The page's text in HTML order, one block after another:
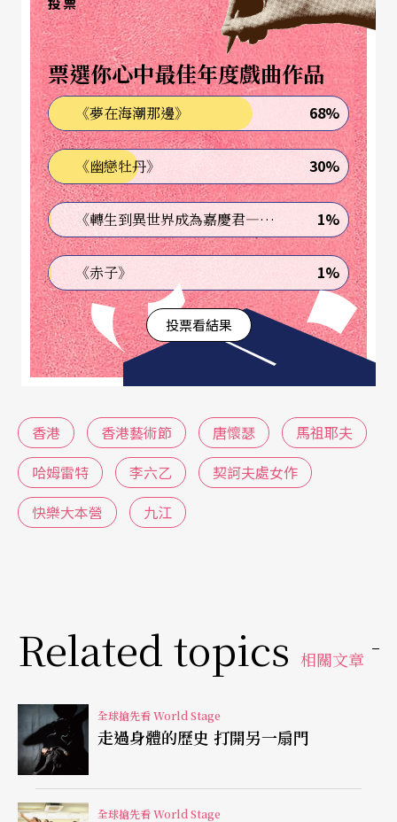
彼耶多原本是戲劇導演出身，九○年代執導過不少
莎劇，二○○三年開始受到歐洲各大歌劇院的邀
約，從維也納、巴黎到奧斯陸，到處都可以見到他
的身影。彼耶多二○一二年在柏林喜歌劇院（Komi
sche Oper）執導的《魔彈射手》
Der Freischütz，
突顯了這則民間傳說背後的獵巫心態，改成如恐怖
片般的嗜血版，讓觀眾看到人性背後隱藏著魔瘋狂
的永恆議題。《唐懷瑟》的第一幕有點類似他的
《魔彈射手》，同樣有森林與獵人的嗜血場景，強
化了唐懷瑟被維納斯所迷惑的詭譎氛圍。合唱在
《唐懷瑟》扮演重要角色，彼耶多對歌隊處理向來
特別著力，彷彿這些默默無名的配角代表著群氓的
當代大眾。這次來港的一百五十人大陣仗，是由萊
比錫布商大廈管絃樂團（Gewandhausorchester Le
ipzig）和萊比錫歌劇院合唱團（Chor der Oper Leip
zig）所組成，令人期待，相信一定能把《唐懷瑟》
馬祖耶夫 愛上爵士樂的俄羅斯靈魂
馬祖耶夫（Denis Matsuev）是個特別的例子，畢竟
他出身嚴格的俄羅斯學派，擅長彈奏蕭斯塔可維奇
或是拉赫瑪尼諾夫等難度極高的作曲家作品，但作
為史上第一位在莫斯科音樂學院舉辦爵士音樂會的
古典樂手，他對爵士樂的偏愛，是有目共睹的。比
票選你心中最佳年度戲曲作品
《夢在海潮那邊》 68%
《幽戀牡丹》 30%
《轉生到異世界成為嘉慶君—發現我的祖先是詐騙集團!?》 1%
《赤子》 1%
投票看結果
香港 香港藝術節 唐懷瑟
馬祖耶夫
哈姆雷特
李六乙
契訶夫處女作
快樂大本營
九江
Related topics 相關文章
全球搶先看 World Stage
走過身體的歷史 打開另一扇門
全球搶先看 World Stage